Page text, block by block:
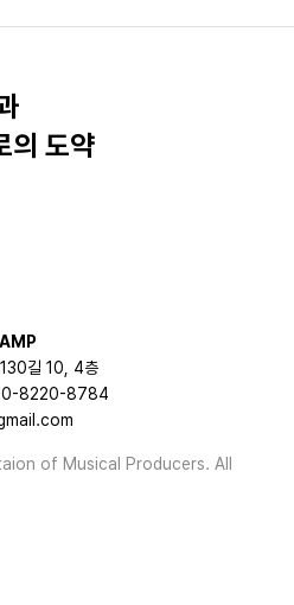
의 도약
130길 10, 4층
8220-8784
of Musical Producers. All